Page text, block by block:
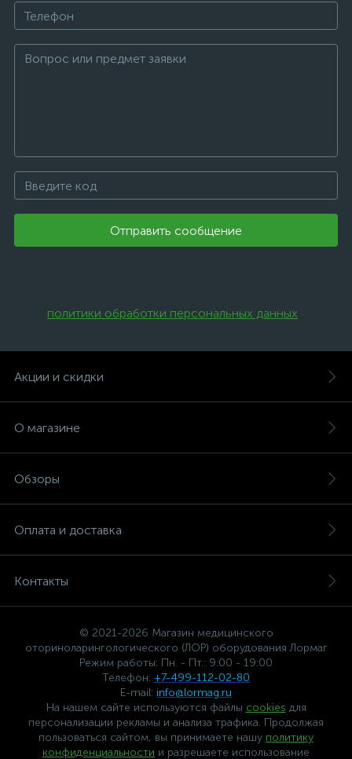
Отправить сообщение
политики обработки персональных данных
Акции и скидки
О магазине
Обзоры
Оплата и доставка
Контакты
© 2021-2026 Магазин медицинского
оториноларингологического (ЛОР) оборудования Лормаг
Режим работы: Пн. - Пт.: 9:00 - 19:00
Телефон: +7-499-112-02-80
E-mail: info@lormag.ru
На нашем сайте используются файлы cookies для
персонализации рекламы и анализа трафика. Продолжая
пользоваться сайтом, вы принимаете нашу политику
конфиденциальности и разрешаете использование